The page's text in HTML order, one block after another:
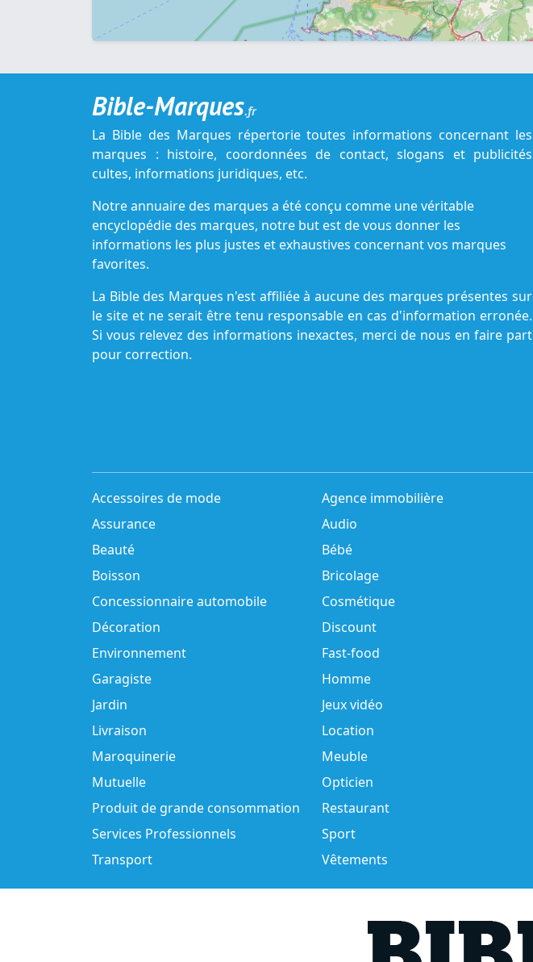
Bible-Marques.fr
La Bible des Marques répertorie toutes informations concernant les
marques : histoire, coordonnées de contact, slogans et publicités
cultes, informations juridiques, etc.
Notre annuaire des marques a été conçu comme une véritable
encyclopédie des marques, notre but est de vous donner les
informations les plus justes et exhaustives concernant vos marques
favorites.
La Bible des Marques n'est affiliée à aucune des marques présentes sur
le site et ne serait être tenu responsable en cas d'information erronée.
Si vous relevez des informations inexactes, merci de nous en faire part
pour correction.
Accessoires de mode Agence immobilière
Assurance
Audio
Beauté
Bébé
Boisson
Bricolage
Concessionnaire automobile
Cosmétique
Décoration
Discount
Environnement
Fast-food
Garagiste
Homme
Jardin
Jeux vidéo
Livraison
Location
Maroquinerie
Meuble
Mutuelle
Opticien
Produit de grande consommation
Restaurant
Services Professionnels
Sport
Transport
Vêtements